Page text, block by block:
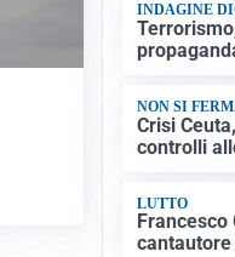
INDAGINE
NON SI
Crisi
controlli
LUTTO